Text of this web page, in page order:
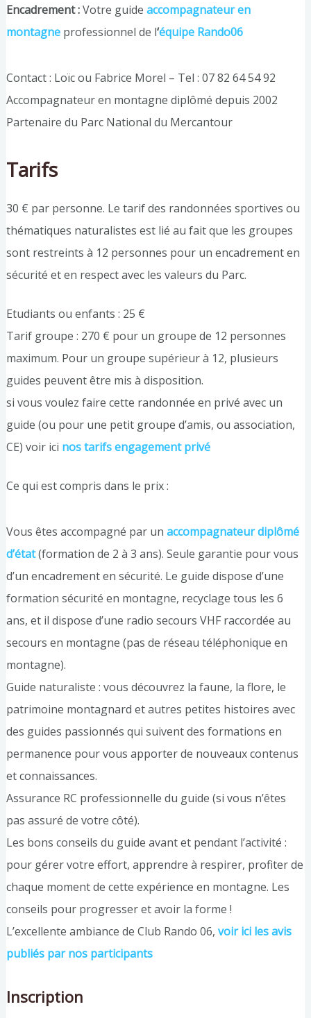
Encadrement :Votre guide accompagnateur en
montagne professionnel de l‘équipe Rando06
Contact : Loïc ou Fabrice Morel – Tel : 07 82 64 54 92
Accompagnateur en montagne diplômé depuis 2002
Partenaire du Parc National du Mercantour
Tarifs
30 € par personne. Le tarif des randonnées sportives ou
thématiques naturalistes est lié au fait que les groupes
sont restreints à 12 personnes pour un encadrement en
sécurité et en respect avec les valeurs du Parc.
Etudiants ou enfants : 25 €
Tarif groupe : 270 € pour un groupe de 12 personnes
maximum. Pour un groupe supérieur à 12, plusieurs
guides peuvent être mis à disposition.
si vous voulez faire cette randonnée en privé avec un
guide (ou pour une petit groupe d’amis, ou association,
CE) voir ici nos tarifs engagement privé
Ce qui est compris dans le prix :
Vous êtes accompagné par un accompagnateur diplômé
d’état(formation de 2 à 3 ans). Seule garantie pour vous
d’un encadrement en sécurité. Le guide dispose d’une
formation sécurité en montagne, recyclage tous les 6
ans, et il dispose d’une radio secours VHF raccordée au
secours en montagne (pas de réseau téléphonique en
montagne).
Guide naturaliste : vous découvrez la faune, la flore, le
patrimoine montagnard et autres petites histoires avec
des guides passionnés qui suivent des formations en
permanence pour vous apporter de nouveaux contenus
et connaissances.
Assurance RC professionnelle du guide (si vous n’êtes
pas assuré de votre côté).
Les bons conseils du guide avant et pendant l’activité :
pour gérer votre effort, apprendre à respirer, profiter de
chaque moment de cette expérience en montagne. Les
conseils pour progresser et avoir la forme !
L’excellente ambiance de Club Rando 06, voir ici les avis
publiés par nos participants
Inscription